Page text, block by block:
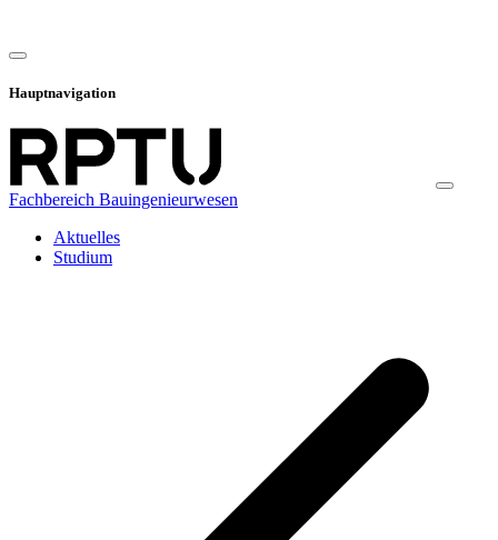
Hauptnavigation
Fachbereich Bauingenieurwesen
Aktuelles
Studium